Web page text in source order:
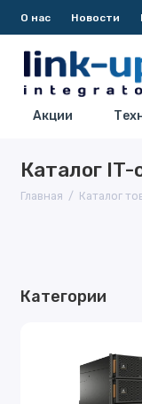
О нас Новости
Акции
Каталог
Главная Каталог
Категории